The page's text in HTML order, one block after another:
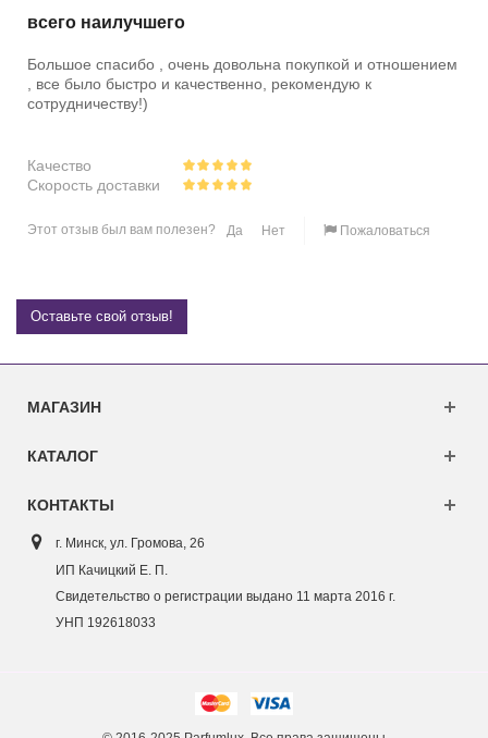
всего наилучшего
Большое спасибо , очень довольна покупкой и отношением
, все было быстро и качественно, рекомендую к
сотрудничеству!)
Качество
Скорость доставки
Этот отзыв был вам полезен? Да Нет Пожаловаться
Оставьте свой отзыв!
МАГАЗИН
КАТАЛОГ
КОНТАКТЫ
г. Минск, ул. Громова, 26
ИП Качицкий Е. П.
Свидетельство о регистрации выдано 11 марта 2016 г.
УНП 192618033